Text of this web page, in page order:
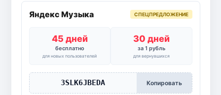
Яндекс Музыка СПЕЦПРЕДЛОЖЕНИЕ
45 дней
бесплатно
для новых пользователей
30 дней
за 1 рубль
для вернувшихся
3SLK6JBEDA Копировать